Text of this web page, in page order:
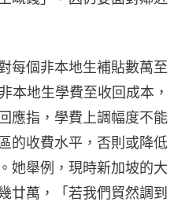
每個非本地生補貼數萬至
本地生學費至收回成本，
應指，學費上調幅度不能
的收費水平，否則或降低
她舉例，現時新加坡的大
廿萬，「若我們貿然調到